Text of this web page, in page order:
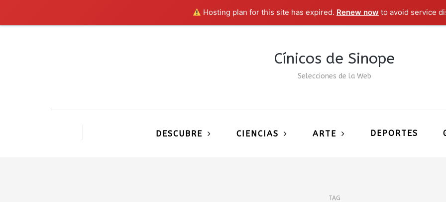
Hosting plan for this site has expired. Renew now to avoid service
Cínicos de Sinope
Selecciones de la Web
DESCUBRE CIENCIAS ARTE DEPORTES
TAG